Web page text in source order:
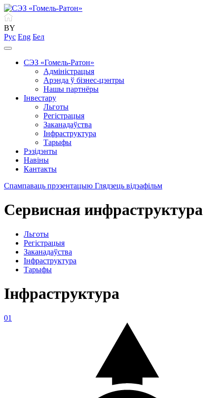
BY
Рус Eng Бел
СЭЗ «Гомель-Ратон»
Адміністрацыя
Арэнда ў бізнес-цэнтры
Нашы партнёры
Інвестару
Льготы
Регістрацыя
Заканадаўства
Інфраструктура
Тарыфы
Рэзідэнты
Навіны
Кантакты
Спампаваць прэзентацыю Глядзець відэафільм
Сервисная инфраструктура
Льготы
Регістрацыя
Заканадаўства
Інфраструктура
Тарыфы
Інфраструктура
01